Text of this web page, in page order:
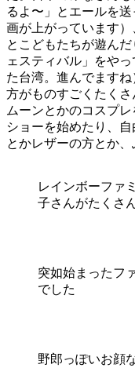
るよ〜」とエールを
画が上がっています
とこどもたちが遊ん
ェスティバル」をや
た台湾。進んでます
方がものすごくたく
ムーンとかのコスプ
ショーを始めたり、
とかレザーの方とか、
レインボーファ
子さんがたくさ
突如始まったフ
でした
野郎っぽいお顔